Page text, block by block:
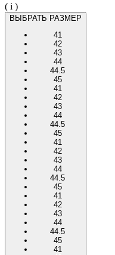
( i )
ВЫБРАТЬ РАЗМЕР
41
42
43
44
44.5
45
41
42
43
44
44.5
45
41
42
43
44
44.5
45
41
42
43
44
44.5
45
41